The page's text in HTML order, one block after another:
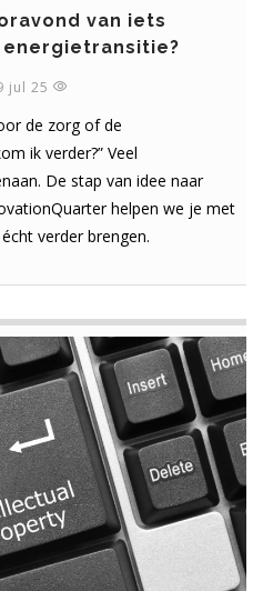
van iets
jul 25
de zorg of de
ik verder?” Veel
De stap van idee naar
helpen we je met
verder brengen.